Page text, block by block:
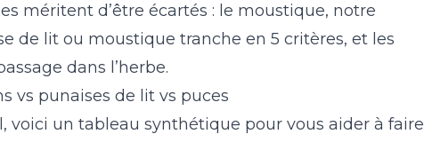
méritent d’être écartés : le moustique, notre
de lit ou moustique tranche en 5 critères, et les
dans l’herbe.
vs punaises de lit vs puces
voici un tableau synthétique pour vous aider à faire